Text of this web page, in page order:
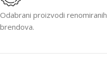
Odabrani proizvodi renomiranih
brendova.